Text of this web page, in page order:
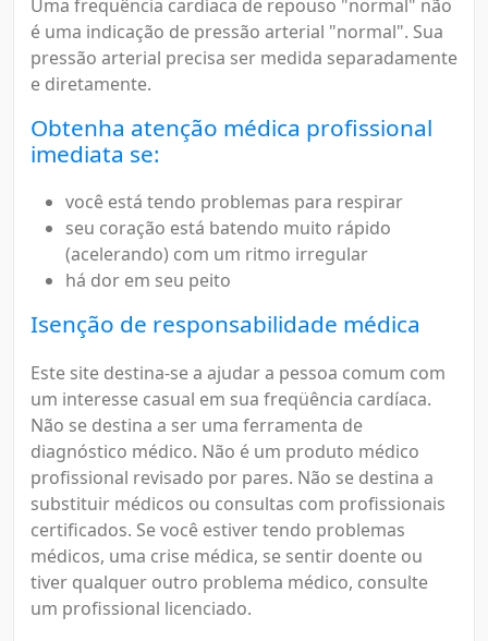
Uma frequência cardíaca de repouso "normal" não
é uma indicação de pressão arterial "normal". Sua
pressão arterial precisa ser medida separadamente
e diretamente.
Obtenha atenção médica profissional
imediata se:
você está tendo problemas para respirar
seu coração está batendo muito rápido
(acelerando) com um ritmo irregular
há dor em seu peito
Isenção de responsabilidade médica
Este site destina-se a ajudar a pessoa comum com
um interesse casual em sua freqüência cardíaca.
Não se destina a ser uma ferramenta de
diagnóstico médico. Não é um produto médico
profissional revisado por pares. Não se destina a
substituir médicos ou consultas com profissionais
certificados. Se você estiver tendo problemas
médicos, uma crise médica, se sentir doente ou
tiver qualquer outro problema médico, consulte
um profissional licenciado.